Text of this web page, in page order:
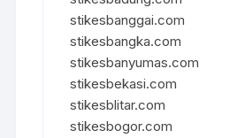
stikesbanggai.com
stikesbangka.com
stikesbanyumas.com
stikesbekasi.com
stikesblitar.com
stikesbogor.com